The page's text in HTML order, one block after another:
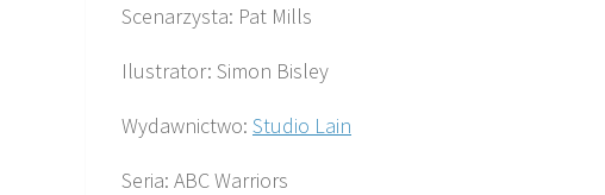
Scenarzysta: Pat Mills
Ilustrator: Simon Bisley
Wydawnictwo: Studio Lain
Seria: ABC Warriors